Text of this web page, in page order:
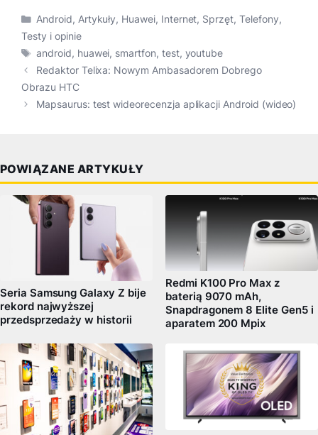
Kategorie
Android, Artykuły, Huawei, Internet, Sprzęt, Telefony,
Testy i opinie
Tagi
android, huawei, smartfon, test, youtube
Redaktor Telixa: Nowym Ambasadorem Dobrego
Obrazu HTC
Mapsaurus: test wideorecenzja aplikacji Android (wideo)
POWIĄZANE ARTYKUŁY
Seria Samsung Galaxy Z bije
rekord najwyższej
przedsprzedaży w historii
Redmi K100 Pro Max z
baterią 9070 mAh,
Snapdragonem 8 Elite Gen5 i
aparatem 200 Mpix